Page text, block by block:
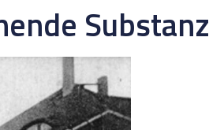
Substanz